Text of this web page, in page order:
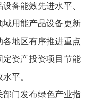
备能效先进水平、
用能产品设备更新
地区有序推进重点
资产投资项目节能
平。
门发布绿色产业指